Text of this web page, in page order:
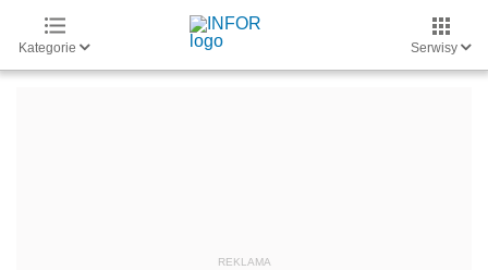
Kategorie Serwisy